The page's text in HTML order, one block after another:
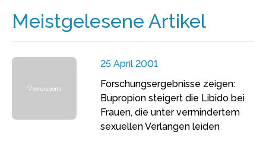
Meistgelesene Artikel
25 April 2001
Forschungsergebnisse zeigen:
Bupropion steigert die Libido bei
Frauen, die unter vermindertem
sexuellen Verlangen leiden